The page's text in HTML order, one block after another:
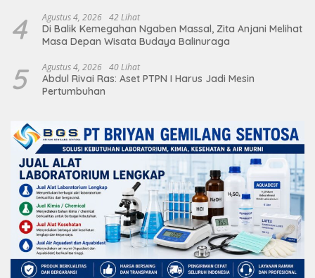
4 Agustus 4, 2026 42 Lihat
Di Balik Kemegahan Ngaben Massal, Zita Anjani Melihat
Masa Depan Wisata Budaya Balinuraga
5 Agustus 4, 2026 40 Lihat
Abdul Rivai Ras: Aset PTPN I Harus Jadi Mesin
Pertumbuhan